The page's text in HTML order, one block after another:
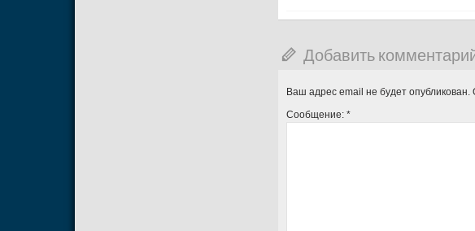
Добавить
Ваш адрес email не будет опубликован.
Сообщение: *